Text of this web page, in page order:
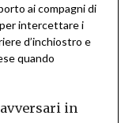
ai compagni di
intercettare i
d’inchiostro e
quando
in